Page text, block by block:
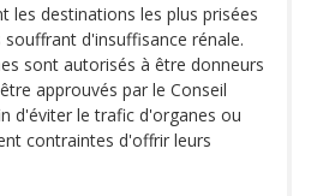
les destinations les plus prisées
d'insuffisance rénale.
sont autorisés à être donneurs
approuvés par le Conseil
d'éviter le trafic d'organes ou
contraintes d'offrir leurs